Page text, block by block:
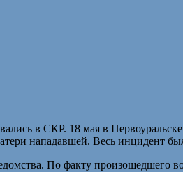
в СКР. 18 мая в
нападавшей. Весь инцидент
По факту произошедшего